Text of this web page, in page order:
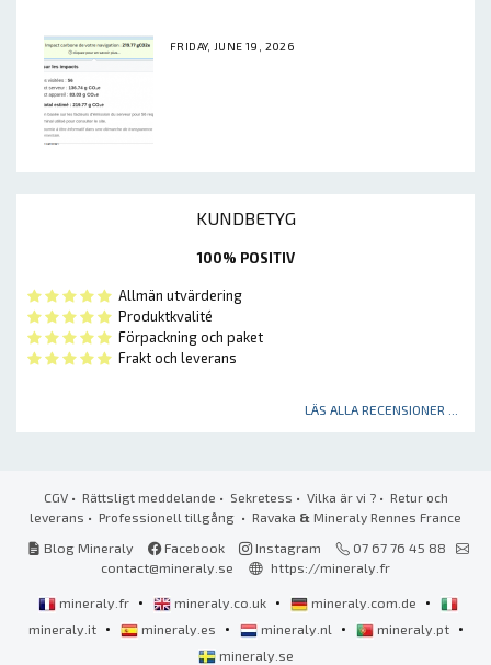
FRIDAY, JUNE 19, 2026
KUNDBETYG
100% POSITIV
Allmän utvärdering
Produktkvalité
Förpackning och paket
Frakt och leverans
LÄS ALLA RECENSIONER ...
CGV• Rättsligt meddelande • Sekretess • Vilka är vi ?• Retur och
leverans • Professionell tillgång • Ravaka & Mineraly Rennes France
Blog Mineraly
Facebook Instagram
07 67 76 45 88
contact@mineraly.se
https://mineraly.fr
mineraly.fr • mineraly.co.uk • mineraly.com.de •
mineraly.it • mineraly.es • mineraly.nl • mineraly.pt •
mineraly.se